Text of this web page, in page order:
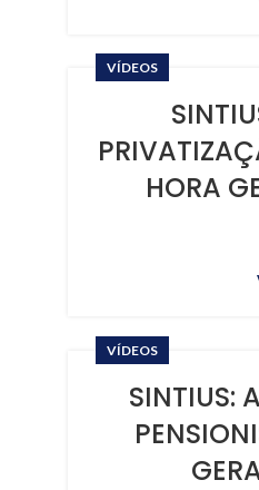
VÍDEOS
HORA
VÍDEOS
SINTIUS: